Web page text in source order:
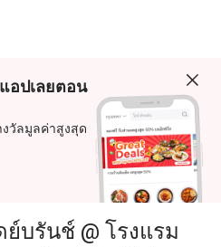
อปเลยตอน
วัลมูลค่าสูงสุด
โรงแรม